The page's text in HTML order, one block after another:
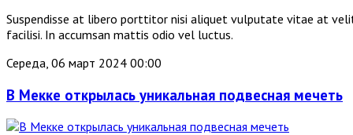
Suspendisse at libero porttitor nisi aliquet vulputate vitae at
facilisi. In accumsan mattis odio vel luctus.
Середа, 06 март 2024 00:00
В Мекке открылась уникальная подвесная мечеть